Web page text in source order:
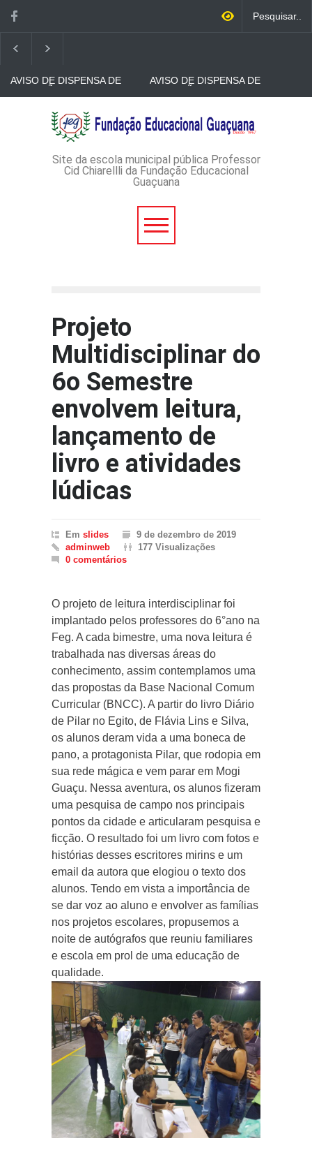
AVISO DE DISPENSA DE
LICITAÇÃO Nº 53/2026-
PROCESSO
ADMINISTRATIVO Nº
165/2026
AVISO DE DISPENSA DE
LICITAÇÃO Nº 52/2026-
ADMINISTRATIVO Nº
149/2026
AVISO DE DISPENSA DE
LICITAÇÃO - DISPENSA DE
LICITAÇÃO Nº 51/2026 -
ADMINISTRATIVO Nº
Site da escola municipal pública Professor
Cid Chiarellli da Fundação Educacional
Guaçuana
Projeto
Multidisciplinar do
6o Semestre
envolvem leitura,
lançamento de
livro e atividades
lúdicas
Em slides
9 de dezembro de 2019
adminweb
177 Visualizações
0 comentários
O projeto de leitura interdisciplinar foi
implantado pelos professores do 6°ano na
Feg. A cada bimestre, uma nova leitura é
trabalhada nas diversas áreas do
conhecimento, assim contemplamos uma
das propostas da Base Nacional Comum
Curricular (BNCC). A partir do livro Diário
de Pilar no Egito, de Flávia Lins e Silva,
os alunos deram vida a uma boneca de
pano, a protagonista Pilar, que rodopia em
sua rede mágica e vem parar em Mogi
Guaçu. Nessa aventura, os alunos fizeram
uma pesquisa de campo nos principais
pontos da cidade e articularam pesquisa e
ficção. O resultado foi um livro com fotos e
histórias desses escritores mirins e um
email da autora que elogiou o texto dos
alunos. Tendo em vista a importância de
se dar voz ao aluno e envolver as famílias
nos projetos escolares, propusemos a
noite de autógrafos que reuniu familiares
e escola em prol de uma educação de
qualidade.